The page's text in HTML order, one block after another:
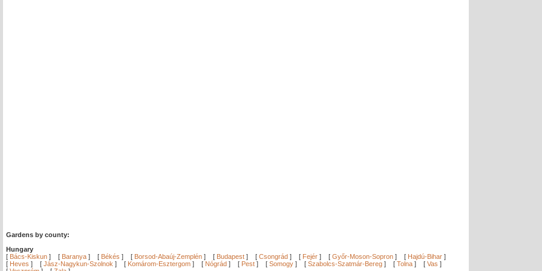
Gardens by county:
Hungary
[ Bács-Kiskun ] [ Baranya ] [ Békés ] [ Borsod-Abaúj-Zemplén ] [ Budapest ] [ Csongrád ] [ Fejér ] [ Győr-Moson-Sopron ] [ Hajdú-Bihar ]
[ Heves ] [ Jász-Nagykun-Szolnok ] [ Komárom-Esztergom ] [ Nógrád ] [ Pest ] [ Somogy ] [ Szabolcs-Szatmár-Bereg ] [ Tolna ] [ Vas ]